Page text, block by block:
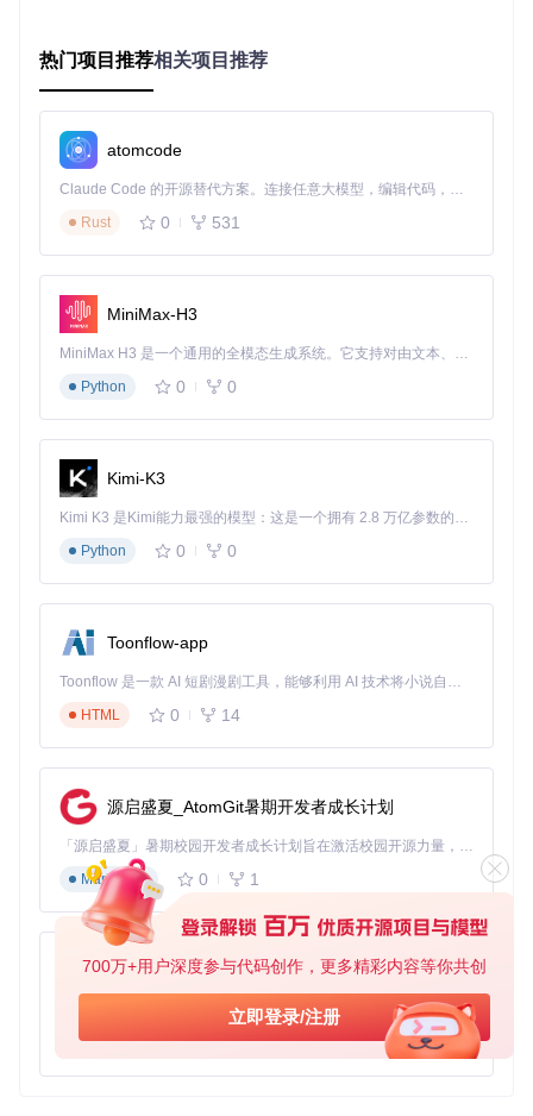
700万+用户深度参与代码创作，更多精彩内容等你共创
立即登录/注册
最佳实践
日志记录：利用PyGPSClient的记录功能收集长期数据，用
于后期分析。
心，过滤不需要的GPS数据字段。
集成至其他系统
接入到其他应用程序或数据库中。
其他开源项目结合使用，比如：
Raspberry Pi GPS项目：结合树莓派，可用于构建移动GP
S跟踪装置，监控车辆位置。
物联网(IoT)解决方案：作为IoT传感器网络中的GPS数据采
集终端，与云端服务集成。
合，实现地址解析或反向地理编码功能。
通过这些生态项目的融合，PyGPSClient成为了一个强大的GP
PyGPSClient
Python Graphical GPS Client Application supporting NMEA, UBX, SBF, UNI, QGC, RTCM3, NTRIP & SPARTN Protocols
https://gitcode.com/gh_mirrors/py/PyGPSClient
热门项目推荐相关项目推荐
atomcode
Claude Code 的开源替代方案。连接任意大模型，编辑代码，运行命令，自动验证 — 全自动执行。用 Rust 构建，极致性能。 ｜ An open-source alternative to Claude Code. Connect any LLM, edit code, run commands, and verify changes — autonomously. Built in Rust for speed. Get Started
Rust
0 531
MiniMax-H3
MiniMax H3 是一个通用的全模态生成系统。它支持对由文本、图像、视频和音频组成的多模态上下文进行统一理解，并能生成分辨率高达 2K、时长可达 15 秒的带原生立体声音频的视频。得益于面向任务泛化的系统设计，H3 在预训练阶段就已具备广泛的多模态上下文理解与生成能力，能够出色地执行复杂的多模态指令。
Python
0 0
Kimi-K3
Kimi K3 是Kimi能力最强的模型：这是一个拥有 2.8 万亿参数的混合专家（MoE）模型，具备原生视觉理解能力，并支持 100 万 token 的上下文窗口。
Python
0 0
Toonflow-app
Toonflow 是一款 AI 短剧漫剧工具，能够利用 AI 技术将小说自动转化为剧本，并结合 AI 生成的图片和视频，实现高效的短剧创作。借助 Toonflow，可以轻松完成从文字到影像的全流程，让短剧制作变得更加智能与便捷。
HTML
0 14
源启盛夏_AtomGit暑期开发者成长计划
「源启盛夏」暑期校园开发者成长计划旨在激活校园开源力量，通过积分激励、认证扶持、资源倾斜等形式，引导高校组织和开发者完成「入驻 — 建项目 — 做贡献 — 获认证 — 得资源」的完整闭环。无论你是想带领社团入驻平台的组织者，还是希望用代码贡献证明自己的开发者，都能在这里找到属于你的成长路径。
Markdown
0 1
AionUi
免费、本地、开源的 24/7 全天候 Cowork 应用，以及适用于 Gemini CLI、Claude Code、Codex、OpenCode、Qwen Code、Goose CLI、Auggie 等的 OpenClaw | 🌟 喜欢就点star吧
TypeScript
0 6